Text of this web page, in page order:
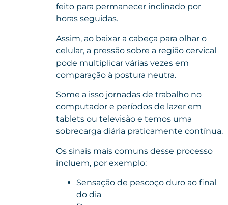
feito para permanecer inclinado por
horas seguidas.
Assim, ao baixar a cabeça para olhar o
celular, a pressão sobre a região cervical
pode multiplicar várias vezes em
comparação à postura neutra.
Some a isso jornadas de trabalho no
computador e períodos de lazer em
tablets ou televisão e temos uma
sobrecarga diária praticamente contínua.
Os sinais mais comuns desse processo
incluem, por exemplo:
Sensação de pescoço duro ao final
do dia